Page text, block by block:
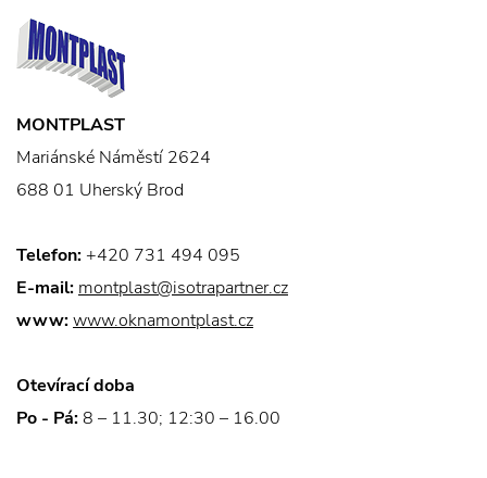
MONTPLAST
Mariánské Náměstí 2624
688 01 Uherský Brod
Telefon: +420 731 494 095
E-mail: montplast@isotrapartner.cz
www:www.oknamontplast.cz
Otevírací doba
Po - Pá:8 – 11.30; 12:30 – 16.00